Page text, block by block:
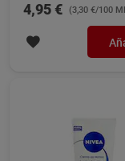
4,95 € (3,30 €/100